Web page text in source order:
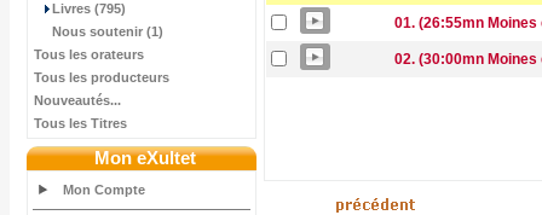
Livres (795)
Nous soutenir (1)
Tous les orateurs
Tous les producteurs
Nouveautés...
Tous les Titres
Mon eXultet
Mon Compte
01. (26:55mn
02. (30:00mn